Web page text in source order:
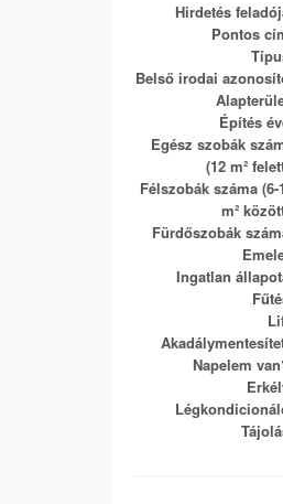
Hirdetés
Pontos
Belső irodai
Építés
Egész szobák
(12 m²
Félszobák száma (6-
m²
Fürdőszobák
Ingatlan
Napelem